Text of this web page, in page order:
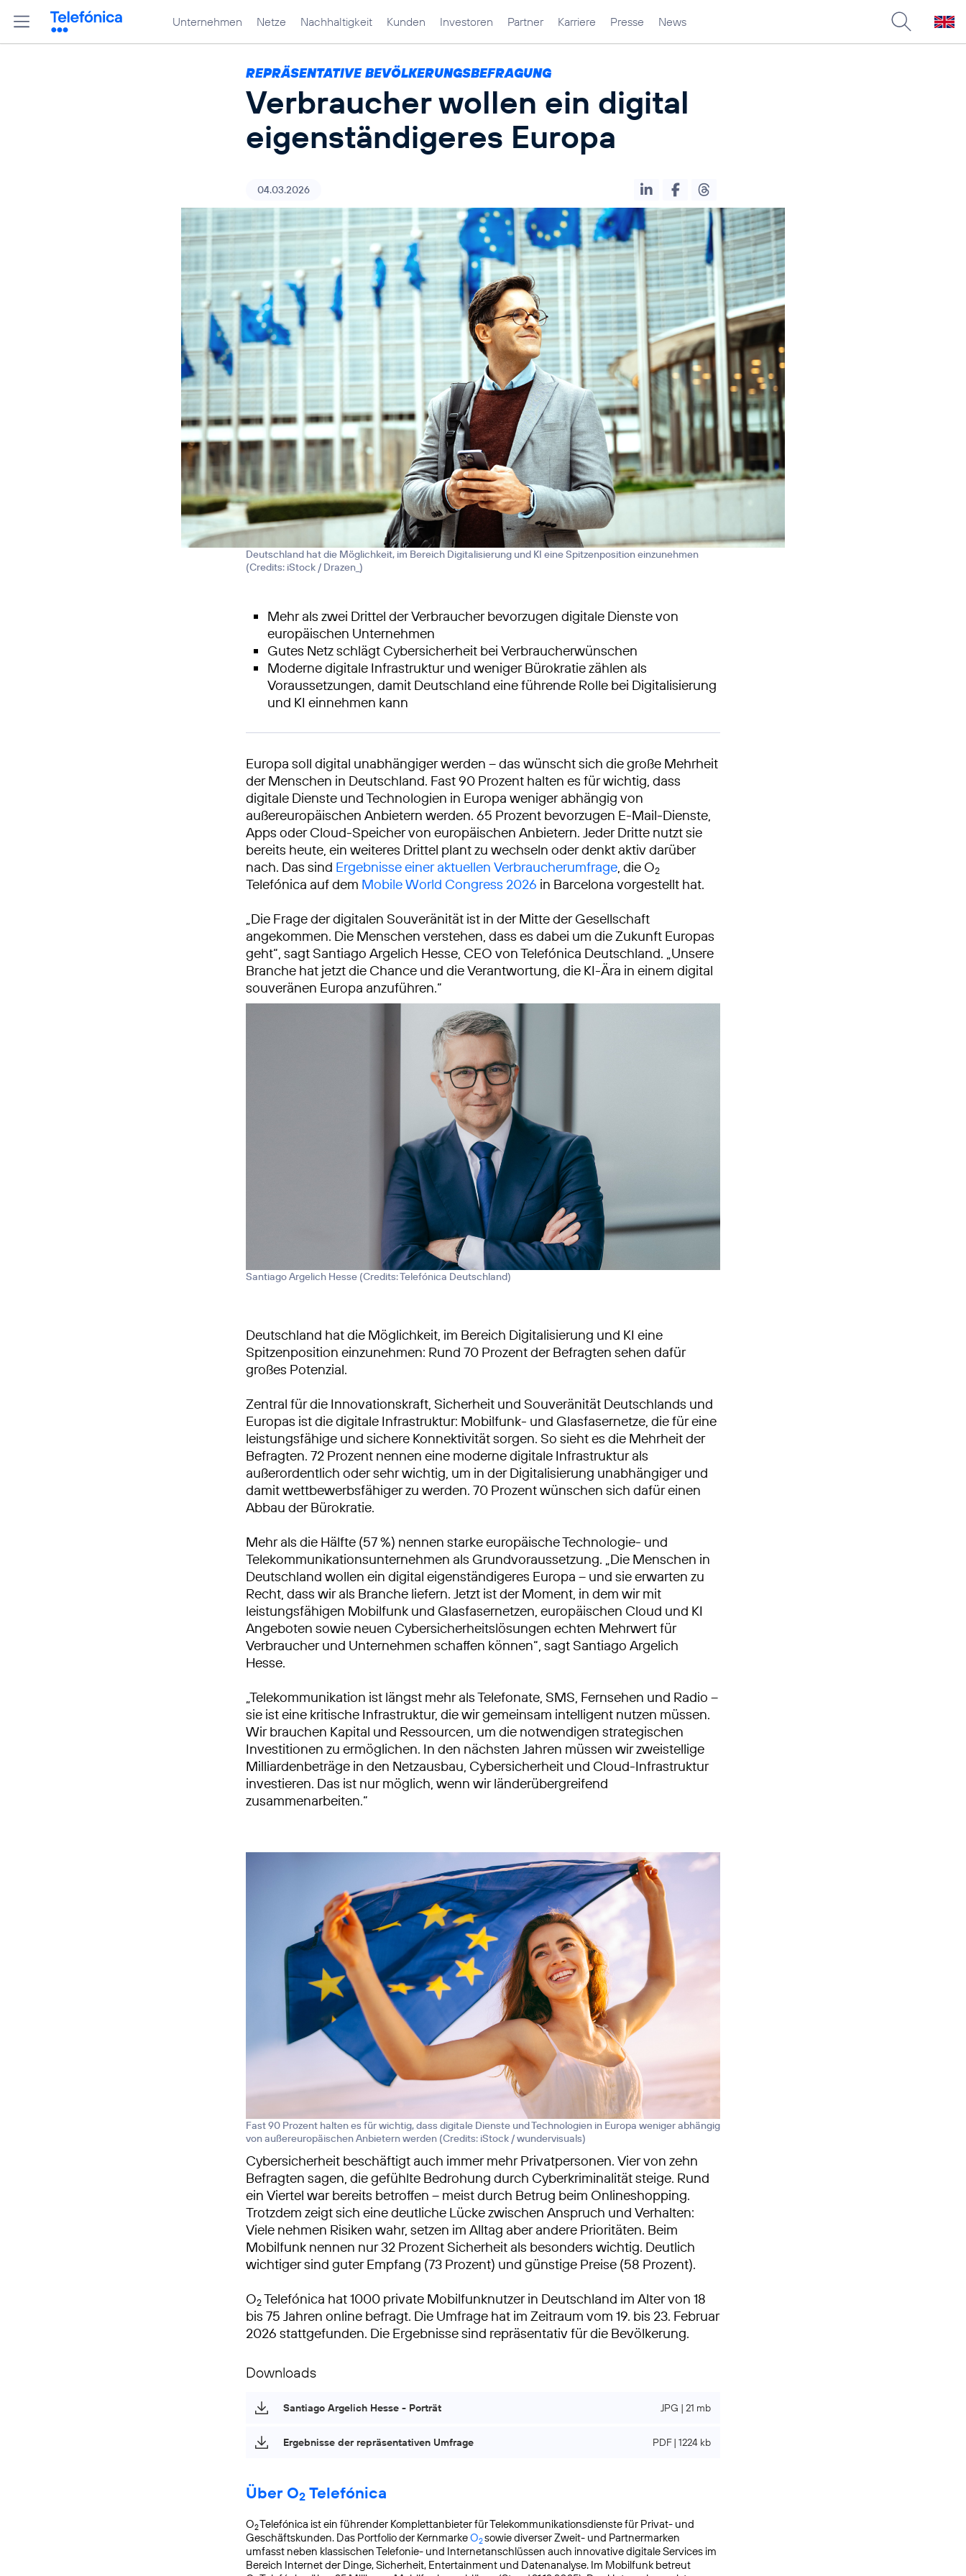
Unternehmen Netze Nachhaltigkeit Kunden Investoren Partner Karriere Presse News
REPRÄSENTATIVE BEVÖLKERUNGSBEFRAGUNG
Verbraucher wollen ein digital
eigenständigeres Europa
04.03.2026
Deutschland hat die Möglichkeit, im Bereich Digitalisierung und KI eine Spitzenposition einzunehmen
(Credits: iStock / Drazen_ )
Mehr als zwei Drittel der Verbraucher bevorzugen digitale Dienste von
europäischen Unternehmen
Gutes Netz schlägt Cybersicherheit bei Verbraucherwünschen
Moderne digitale Infrastruktur und weniger Bürokratie zählen als
Voraussetzungen, damit Deutschland eine führende Rolle bei Digitalisierung
und KI einnehmen kann
Europa soll digital unabhängiger werden – das wünscht sich die große Mehrheit
der Menschen in Deutschland. Fast 90 Prozent halten es für wichtig, dass
digitale Dienste und Technologien in Europa weniger abhängig von
außereuropäischen Anbietern werden. 65 Prozent bevorzugen E-Mail-Dienste,
Apps oder Cloud-Speicher von europäischen Anbietern. Jeder Dritte nutzt sie
bereits heute, ein weiteres Drittel plant zu wechseln oder denkt aktiv darüber
nach. Das sind Ergebnisse einer aktuellen Verbraucherumfrage , die O2
Telefónica auf dem Mobile World Congress 2026 in Barcelona vorgestellt hat.
„Die Frage der digitalen Souveränität ist in der Mitte der Gesellschaft
angekommen. Die Menschen verstehen, dass es dabei um die Zukunft Europas
geht“, sagt Santiago Argelich Hesse, CEO von Telefónica Deutschland. „Unsere
Branche hat jetzt die Chance und die Verantwortung, die KI-Ära in einem digital
souveränen Europa anzuführen.“
Santiago Argelich Hesse (Credits: Telefónica Deutschland)
Deutschland hat die Möglichkeit, im Bereich Digitalisierung und KI eine
Spitzenposition einzunehmen: Rund 70 Prozent der Befragten sehen dafür
großes Potenzial.
Zentral für die Innovationskraft, Sicherheit und Souveränität Deutschlands und
Europas ist die digitale Infrastruktur: Mobilfunk- und Glasfasernetze, die für eine
leistungsfähige und sichere Konnektivität sorgen. So sieht es die Mehrheit der
Befragten. 72 Prozent nennen eine moderne digitale Infrastruktur als
außerordentlich oder sehr wichtig, um in der Digitalisierung unabhängiger und
damit wettbewerbsfähiger zu werden. 70 Prozent wünschen sich dafür einen
Abbau der Bürokratie.
Mehr als die Hälfte (57 %) nennen starke europäische Technologie- und
Telekommunikationsunternehmen als Grundvoraussetzung. „Die Menschen in
Deutschland wollen ein digital eigenständigeres Europa – und sie erwarten zu
Recht, dass wir als Branche liefern. Jetzt ist der Moment, in dem wir mit
leistungsfähigen Mobilfunk und Glasfasernetzen, europäischen Cloud und KI
Angeboten sowie neuen Cybersicherheitslösungen echten Mehrwert für
Verbraucher und Unternehmen schaffen können“, sagt Santiago Argelich
Hesse.
„Telekommunikation ist längst mehr als Telefonate, SMS, Fernsehen und Radio –
sie ist eine kritische Infrastruktur, die wir gemeinsam intelligent nutzen müssen.
Wir brauchen Kapital und Ressourcen, um die notwendigen strategischen
Investitionen zu ermöglichen. In den nächsten Jahren müssen wir zweistellige
Milliardenbeträge in den Netzausbau, Cybersicherheit und Cloud-Infrastruktur
investieren. Das ist nur möglich, wenn wir länderübergreifend
zusammenarbeiten.“
Fast 90 Prozent halten es für wichtig, dass digitale Dienste und Technologien in Europa weniger abhängig
von außereuropäischen Anbietern werden (Credits: iStock / wundervisuals)
Cybersicherheit beschäftigt auch immer mehr Privatpersonen. Vier von zehn
Befragten sagen, die gefühlte Bedrohung durch Cyberkriminalität steige. Rund
ein Viertel war bereits betroffen – meist durch Betrug beim Onlineshopping.
Trotzdem zeigt sich eine deutliche Lücke zwischen Anspruch und Verhalten:
Viele nehmen Risiken wahr, setzen im Alltag aber andere Prioritäten. Beim
Mobilfunk nennen nur 32 Prozent Sicherheit als besonders wichtig. Deutlich
wichtiger sind guter Empfang (73 Prozent) und günstige Preise (58 Prozent).
O2Telefónica hat 1000 private Mobilfunknutzer in Deutschland im Alter von 18
bis 75 Jahren online befragt. Die Umfrage hat im Zeitraum vom 19. bis 23. Februar
2026 stattgefunden. Die Ergebnisse sind repräsentativ für die Bevölkerung.
Downloads
Santiago Argelich Hesse - Porträt JPG | 21 mb
Ergebnisse der repräsentativen Umfrage PDF | 1224 kb
Über O2 Telefónica
O2Telefónica ist ein führender Komplettanbieter für Telekommunikationsdienste für Privat- und
Geschäftskunden. Das Portfolio der KernmarkeO2sowie diverser Zweit- und Partnermarken
umfasst neben klassischen Telefonie- und Internetanschlüssen auch innovative digitale Services im
Bereich Internet der Dinge, Sicherheit, Entertainment und Datenanalyse. Im Mobilfunk betreut